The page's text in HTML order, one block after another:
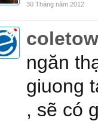
30 Tháng năm 2012
ngăn
giuong
, sẽ có